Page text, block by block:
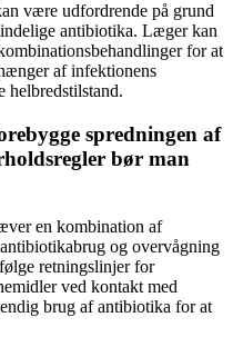
være udfordrende på grund
antibiotika. Læger kan
for at
af infektionens
helbredstilstand.
spredningen af
bør man
en kombination af
og overvågning
retningslinjer for
ved kontakt med
brug af antibiotika for at